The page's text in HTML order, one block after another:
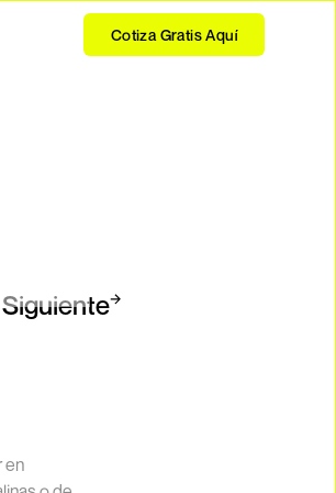
Cotiza Gratis Aquí
Siguiente
en